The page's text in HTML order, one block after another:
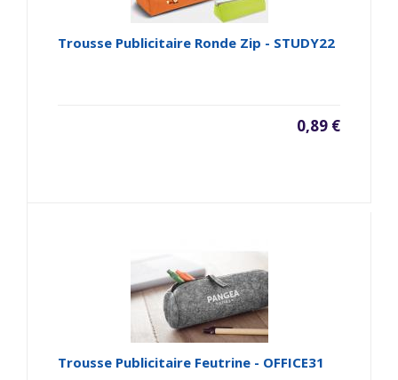
Trousse Publicitaire Ronde Zip - STUDY22
0,89 €
Trousse Publicitaire Feutrine - OFFICE31